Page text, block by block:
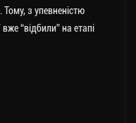
з упевненістю
“відбили” на етапі